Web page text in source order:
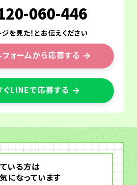
060-446
を見た！とお伝えください
ォームから応募する →
ぐLINEで応募する →
いる方は
になっています